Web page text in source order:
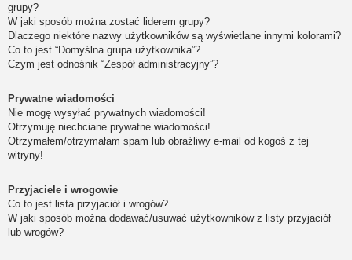
grupy?
W jaki sposób można zostać liderem grupy?
Dlaczego niektóre nazwy użytkowników są wyświetlane innymi kolorami?
Co to jest “Domyślna grupa użytkownika”?
Czym jest odnośnik “Zespół administracyjny”?
Prywatne wiadomości
Nie mogę wysyłać prywatnych wiadomości!
Otrzymuję niechciane prywatne wiadomości!
Otrzymałem/otrzymałam spam lub obraźliwy e-mail od kogoś z tej
witryny!
Przyjaciele i wrogowie
Co to jest lista przyjaciół i wrogów?
W jaki sposób można dodawać/usuwać użytkowników z listy przyjaciół
lub wrogów?